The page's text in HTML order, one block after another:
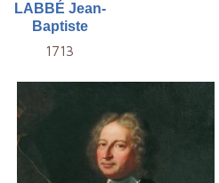
LABBÉ Jean-
Baptiste
1713